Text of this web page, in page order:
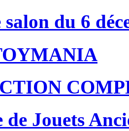
du 6
de Jouets